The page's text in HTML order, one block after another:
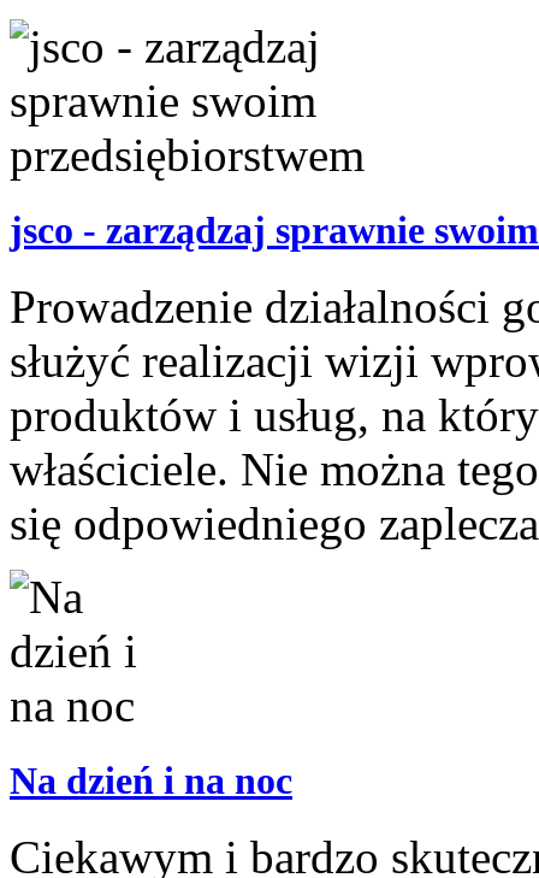
jsco - zarządzaj sprawnie
Prowadzenie działalności
służyć realizacji wizji
produktów i usług, na
właściciele. Nie można
się odpowiedniego
Na dzień i na noc
Ciekawym i bardzo